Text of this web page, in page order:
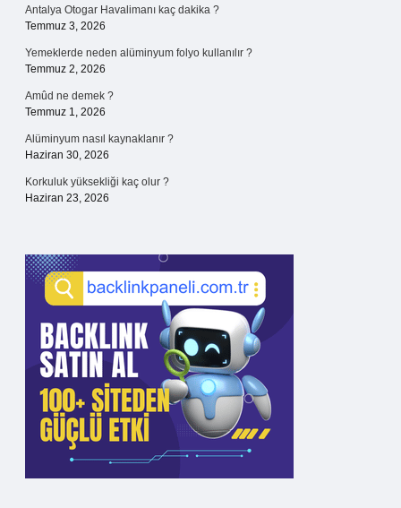
Antalya Otogar Havalimanı kaç dakika ?
Temmuz 3, 2026
Yemeklerde neden alüminyum folyo kullanılır ?
Temmuz 2, 2026
Amûd ne demek ?
Temmuz 1, 2026
Alüminyum nasıl kaynaklanır ?
Haziran 30, 2026
Korkuluk yüksekliği kaç olur ?
Haziran 23, 2026